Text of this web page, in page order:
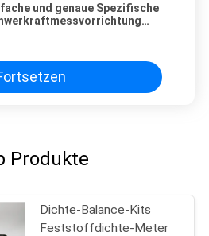
und genaue Spezifische
Produkte
Dichte-Balance-Kits
Feststoffdichte-Meter